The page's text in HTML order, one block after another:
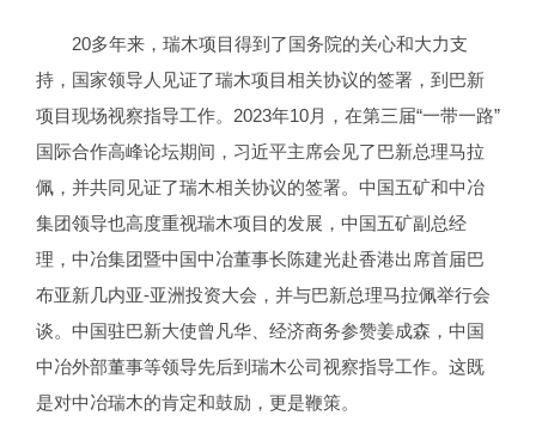
20多年来，瑞木项目得到了国务院的关心和大力支
持，国家领导人见证了瑞木项目相关协议的签署，到巴新
项目现场视察指导工作。2023年10月，在第三届“一带一路”
国际合作高峰论坛期间，习近平主席会见了巴新总理马拉
佩，并共同见证了瑞木相关协议的签署。中国五矿和中冶
集团领导也高度重视瑞木项目的发展，中国五矿副总经
理，中冶集团暨中国中冶董事长陈建光赴香港出席首届巴
布亚新几内亚-亚洲投资大会，并与巴新总理马拉佩举行会
谈。中国驻巴新大使曾凡华、经济商务参赞姜成森，中国
中冶外部董事等领导先后到瑞木公司视察指导工作。这既
是对中冶瑞木的肯定和鼓励，更是鞭策。